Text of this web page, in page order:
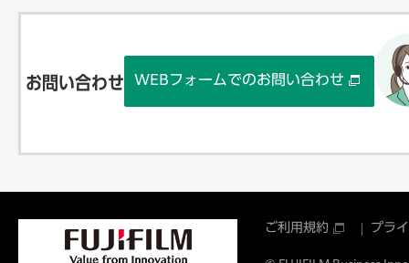
お問い合わせ WEBフォームでのお問い合わせ
ご利用規約 プラ